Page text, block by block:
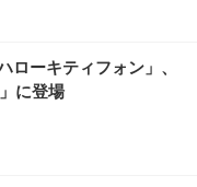
ーキティフォン」、
に登場